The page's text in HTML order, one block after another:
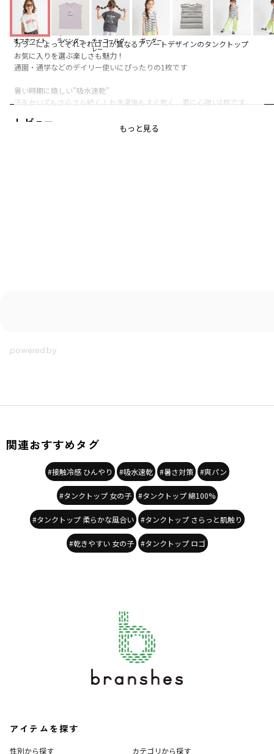
オフホワイト ラベンダー
チャコールグ
レー
ボーダー
レビュー
■商品ポイント
カラーによってそれぞれロゴが異なるアソートデザインのタンクトップ
お気に入りを選ぶ楽しさも魅力！
通園・通学などのデイリー使いにぴったりの1枚です
暑い時期に嬉しい”吸水速乾”
汗をかいてもさらさら続く！お洗濯後もすぐ乾く、夏に心強い1枚です
■素材
もっと見る
関連おすすめタグ
#接触冷感 ひんやり #吸水速乾 #暑さ対策 #爽パン
#タンクトップ 女の子 #タンクトップ 綿100%
#タンクトップ 柔らかな風合い #タンクトップ さらっと肌触り
#乾きやすい 女の子 #タンクトップ ロゴ
アイテムを探す
性別から探す
カテゴリから探す